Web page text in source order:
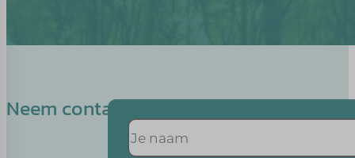
Neem contact op met Kelly